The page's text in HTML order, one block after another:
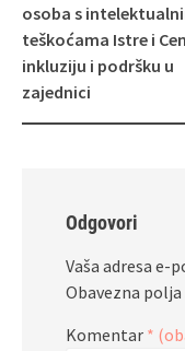
osoba s
teškoćama Istre i
inkluziju i podršku u
zajednici
Odgovori
Vaša adresa e-
Obavezna polja
Komentar *